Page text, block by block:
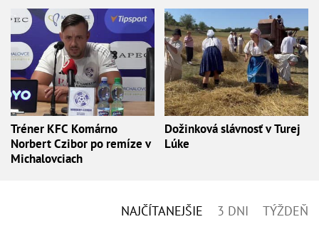
Tréner KFC Komárno
Norbert Czibor po remíze v
Michalovciach
Dožinková slávnosť v Turej
Lúke
NAJČÍTANEJŠIE 3 DNI TÝŽDEŇ